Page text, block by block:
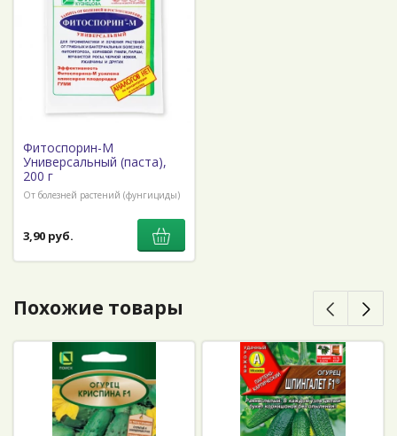
Фитоспорин-М
Универсальный (паста),
200 г
От болезней растений (фунгициды)
3,90 руб.
Похожие товары